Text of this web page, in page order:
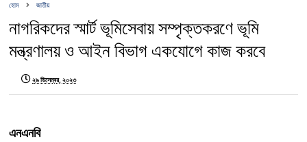
হোম জাতীয়
নাগরিকদের স্মার্ট ভূমিসেবায় সম্পৃক্তকরণে ভূমি
মন্ত্রণালয় ও আইন বিভাগ একযোগে কাজ করবে
২৯ ডিসেম্বর, ২০২৩
এনএনবি